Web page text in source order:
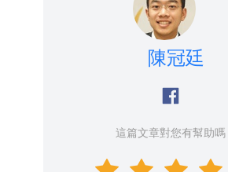
陳冠廷
這篇文章對您有幫助嗎